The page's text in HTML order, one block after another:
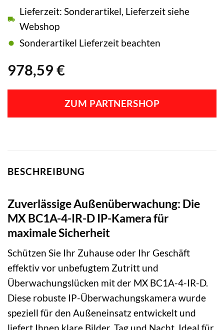
978,59 €
Lieferzeit: Sonderartikel, Lieferzeit siehe
Webshop
Sonderartikel Lieferzeit beachten
ZUM PARTNERSHOP
BESCHREIBUNG
Zuverlässige Außenüberwachung: Die
MX BC1A-4-IR-D IP-Kamera für
maximale Sicherheit
Schützen Sie Ihr Zuhause oder Ihr Geschäft
effektiv vor unbefugtem Zutritt und
Überwachungslücken mit der MX BC1A-4-IR-D.
Diese robuste IP-Überwachungskamera wurde
speziell für den Außeneinsatz entwickelt und